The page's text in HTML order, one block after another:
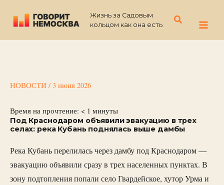
содержимому
Жизнь за Садовым
кольцом как она есть
Поиск
НОВОСТИ / 3 июня 2026
Время на прочтение: < 1 минуты
Под Краснодаром объявили эвакуацию в трех
селах: река Кубань поднялась выше дамбы
Река Кубань перелилась через дамбу под Краснодаром —
эвакуацию объявили сразу в трех населенных пунктах. В
зону подтопления попали село Гвардейское, хутор Урма и